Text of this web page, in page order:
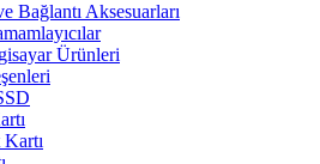
Bağlantı Aksesuarları
Ürünleri